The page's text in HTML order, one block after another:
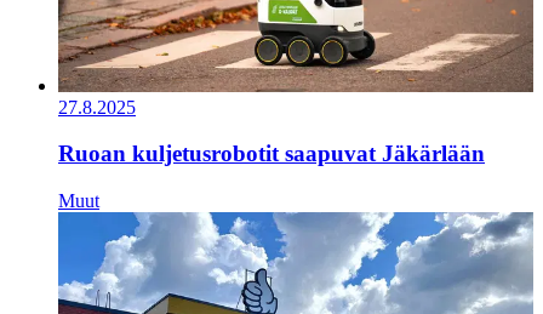
27.8.2025
Ruoan kuljetusrobotit saapuvat Jäkärlään
Muut